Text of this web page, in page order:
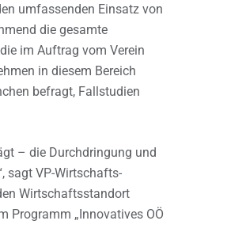
umfassenden Einsatz von
die gesamte
im Auftrag vom Verein
in diesem Bereich
befragt, Fallstudien
– die Durchdringung und
sagt VP-Wirtschafts-
Wirtschaftsstandort
Programm „Innovatives OÖ